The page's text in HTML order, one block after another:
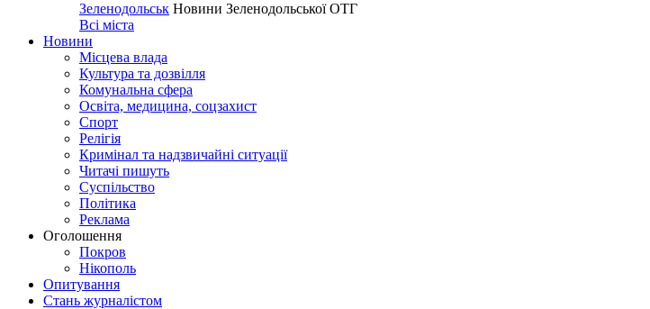
Зеленодольськ Новини Зеленодольської ОТГ
Всі міста
Новини
Місцева влада
Культура та дозвілля
Комунальна сфера
Освіта, медицина, соцзахист
Спорт
Релігія
Кримінал та надзвичайні ситуації
Читачі пишуть
Суспільство
Політика
Реклама
Оголошення
Покров
Нікополь
Опитування
Стань журналістом